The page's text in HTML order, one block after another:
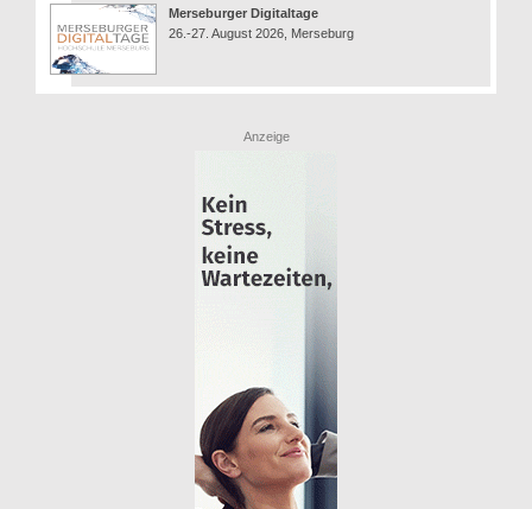
Merseburger Digitaltage
26.-27. August 2026, Merseburg
Anzeige